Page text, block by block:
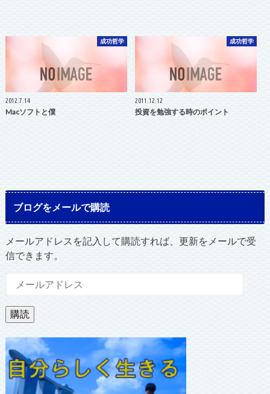
成功哲学
2012.7.14
Macソフトと僕
成功哲学
2011.12.12
投資を勉強する時のポイント
ブログをメールで購読
メールアドレスを記入して購読すれば、更新をメールで受
信できます。
ル
ア
ド
レ
ス
購読